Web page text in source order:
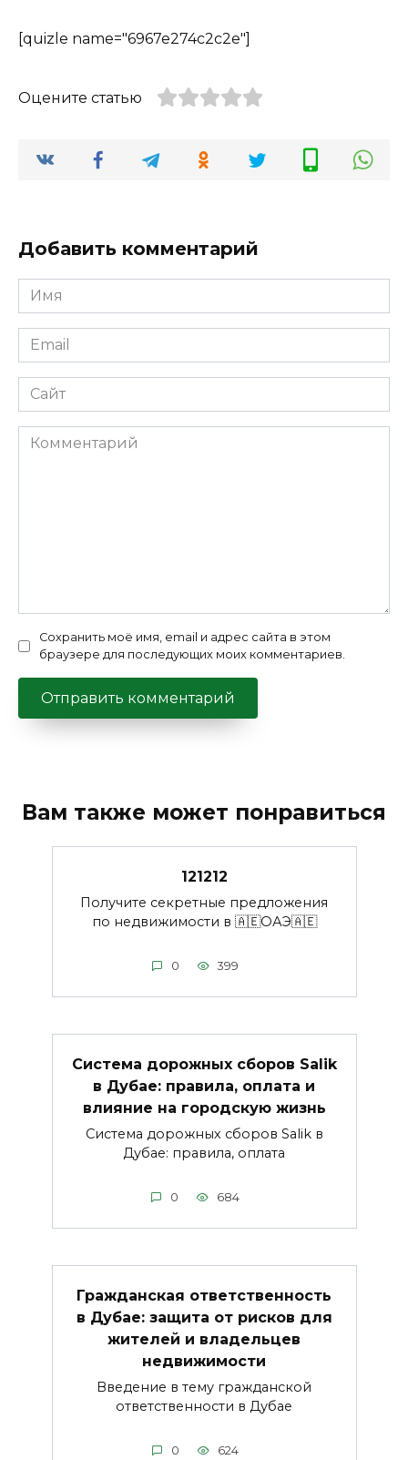
[quizle name="6967e274c2c2e"]
Оцените статью
Добавить комментарий
Имя
*
Email
*
Сайт
Комментарий
Сохранить моё имя, email и адрес сайта в этом
браузере для последующих моих комментариев.
Вам также может понравиться
121212
Получите секретные предложения
по недвижимости в 🇦🇪ОАЭ🇦🇪
0 399
Система дорожных сборов Salik
в Дубае: правила, оплата и
влияние на городскую жизнь
Система дорожных сборов Salik в
Дубае: правила, оплата
0 684
Гражданская ответственность
в Дубае: защита от рисков для
жителей и владельцев
недвижимости
Введение в тему гражданской
ответственности в Дубае
0 624